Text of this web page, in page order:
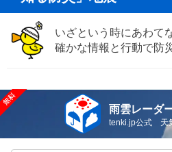
いざという時にあわて
確かな情報と行動で防
雨雲レーダ
tenki.jp公式 天